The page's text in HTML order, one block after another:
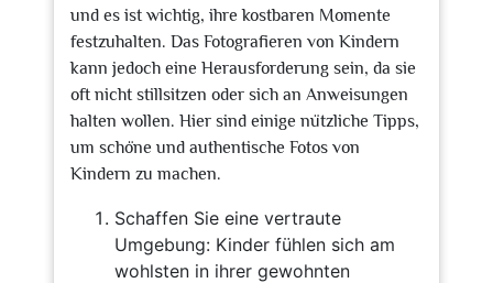
und es ist wichtig, ihre kostbaren Momente
festzuhalten. Das Fotografieren von Kindern
kann jedoch eine Herausforderung sein, da sie
oft nicht stillsitzen oder sich an Anweisungen
halten wollen. Hier sind einige nützliche Tipps,
um schöne und authentische Fotos von
Kindern zu machen.
Schaffen Sie eine vertraute
Umgebung: Kinder fühlen sich am
wohlsten in ihrer gewohnten